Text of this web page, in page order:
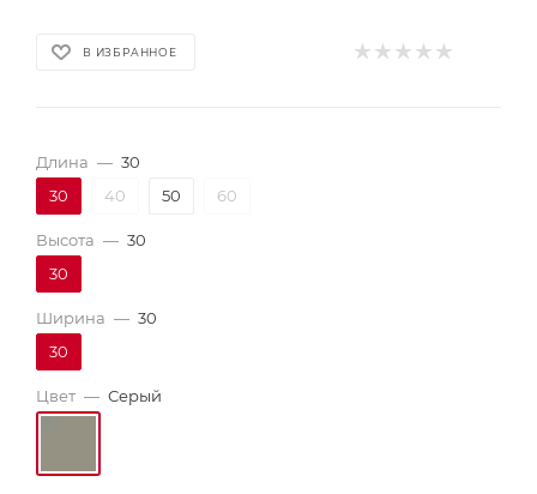
В ИЗБРАННОЕ
Длина — 30
30
40 50 60
Высота — 30
30
Ширина — 30
30
Цвет — Серый